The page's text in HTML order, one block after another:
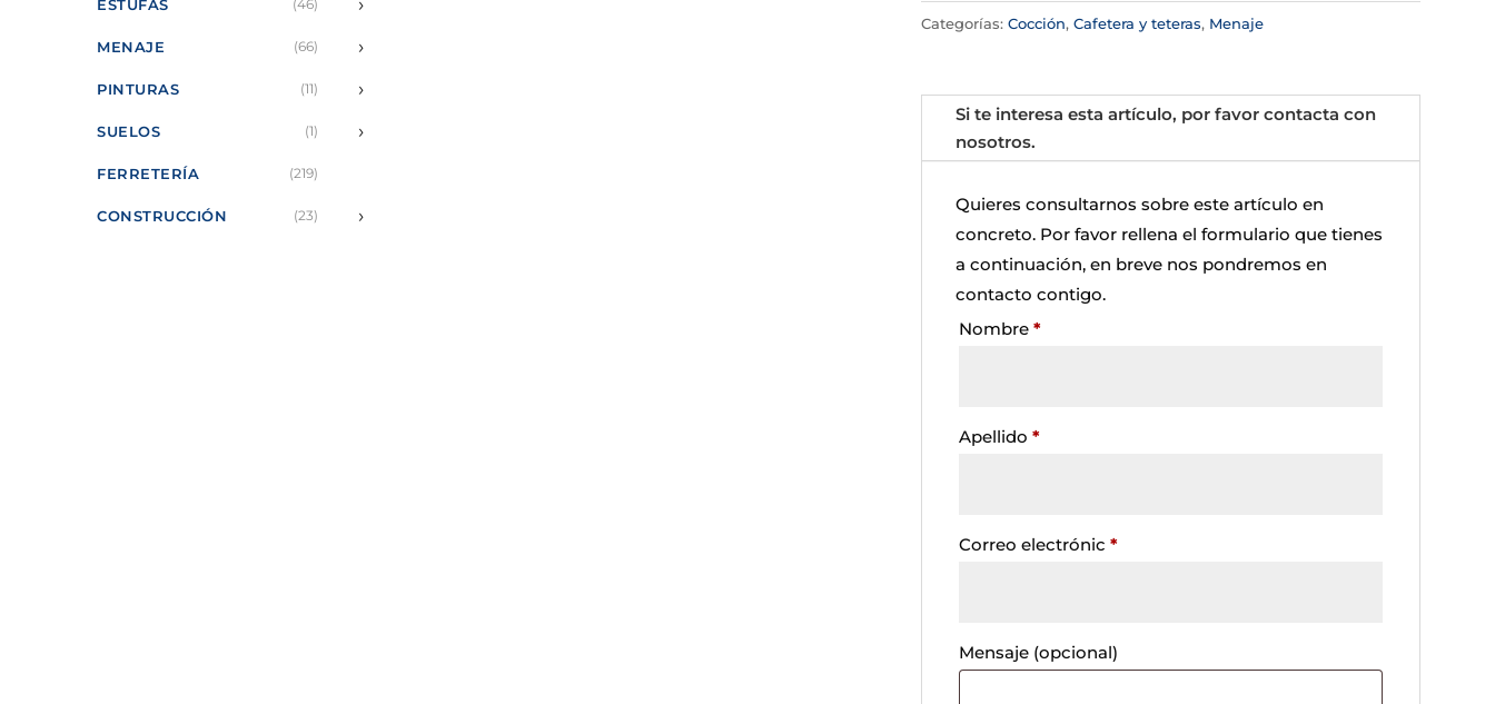
ESTUFAS (46)
MENAJE (66) ›
PINTURAS (11) ›
SUELOS (1) ›
FERRETERÍA (219)
CONSTRUCCIÓN (23) ›
Categorías: Cocción, Cafetera y teteras, Menaje
Si te interesa esta artículo, por favor contacta con
nosotros.
Quieres consultarnos sobre este artículo en
concreto. Por favor rellena el formulario que tienes
a continuación, en breve nos pondremos en
contacto contigo.
Nombre *
Apellido *
Correo electrónic *
Mensaje (opcional)